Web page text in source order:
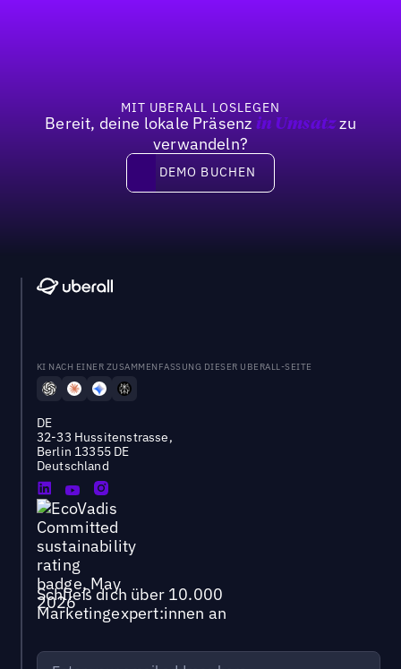
MIT UBERALL LOSLEGEN
Bereit, deine lokale Präsenz in Umsatzzu
verwandeln?
DEMO BUCHEN
DEMO BUCHEN
KI NACH EINER ZUSAMMENFASSUNG DIESER UBERALL-SEITE
DE
32-33 Hussitenstrasse,
Berlin 13355 DE
Deutschland
Schließ dich über 10.000
Marketingexpert:innen an